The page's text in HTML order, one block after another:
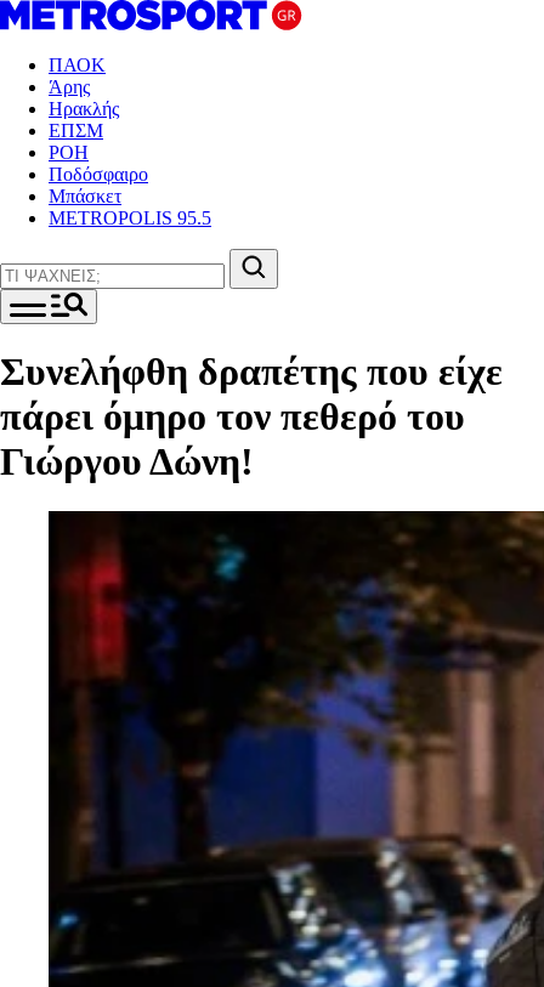
ΠΑΟΚ
Άρης
Ηρακλής
ΕΠΣΜ
ΡΟΗ
Ποδόσφαιρο
Μπάσκετ
METROPOLIS 95.5
Συνελήφθη δραπέτης που είχε
πάρει όμηρο τον πεθερό του
Γιώργου Δώνη!